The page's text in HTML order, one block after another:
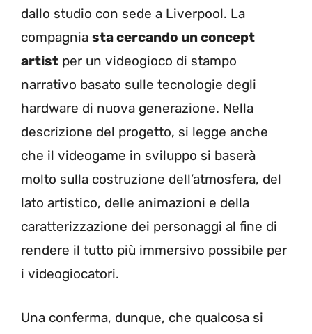
dallo studio con sede a Liverpool. La
compagnia sta cercando un concept
artist per un videogioco di stampo
narrativo basato sulle tecnologie degli
hardware di nuova generazione. Nella
descrizione del progetto, si legge anche
che il videogame in sviluppo si baserà
molto sulla costruzione dell’atmosfera, del
lato artistico, delle animazioni e della
caratterizzazione dei personaggi al fine di
rendere il tutto più immersivo possibile per
i videogiocatori.
Una conferma, dunque, che qualcosa si